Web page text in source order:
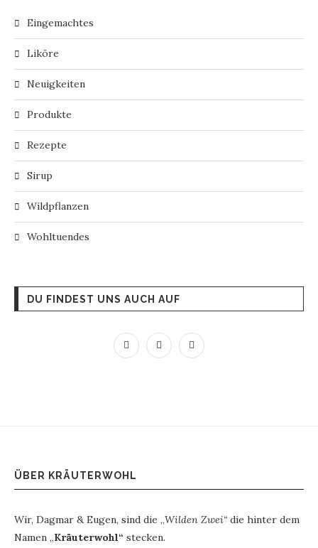
Eingemachtes
Liköre
Neuigkeiten
Produkte
Rezepte
Sirup
Wildpflanzen
Wohltuendes
DU FINDEST UNS AUCH AUF
ÜBER KRÄUTERWOHL
Wir, Dagmar & Eugen, sind die „Wilden Zwei“ die hinter dem
Namen „Kräuterwohl“ stecken.